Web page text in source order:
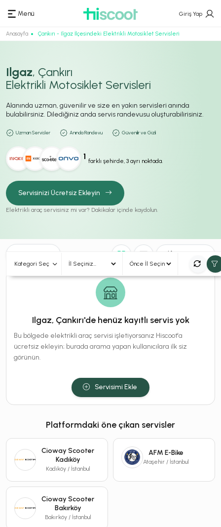
Menü Giriş Yap
Anasayfa Çankırı - Ilgaz İlçesindeki Elektrikli Motosiklet Servisleri
Ilgaz, Çankırı
Elektrikli Motosiklet Servisleri
Alanında uzman, güvenilir ve size en yakın servisleri anında
bulabilirsiniz. Dilediğiniz anda servis randevusu oluşturabilirisiniz.
Uzman Servisler Anında Randevu Güvenilir ve Gizli
1 farklı şehirde, 3 ayrı noktada.
Servisinizi Ücretsiz Ekleyin
Elektrikli araç servisiniz mi var? Dakikalar içinde kaydolun.
Kategori Seç
Ilgaz, Çankırı'de henüz kayıtlı servis yok
Bu bölgede elektrikli araç servisi işletiyorsanız Hiscoot'a
ücretsiz ekleyin; burada arama yapan kullanıcılara ilk siz
görünün.
Servisimi Ekle
Platformdaki öne çıkan servisler
Cioway Scooter
Kadıköy
Kadıköy / İstanbul
AFM E-Bike
Ataşehir / İstanbul
Cioway Scooter
Bakırköy
Bakırköy / İstanbul